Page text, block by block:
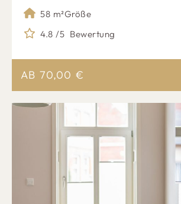
58 m²Größe
4.8 /5 Bewertung
AB 70,00 €